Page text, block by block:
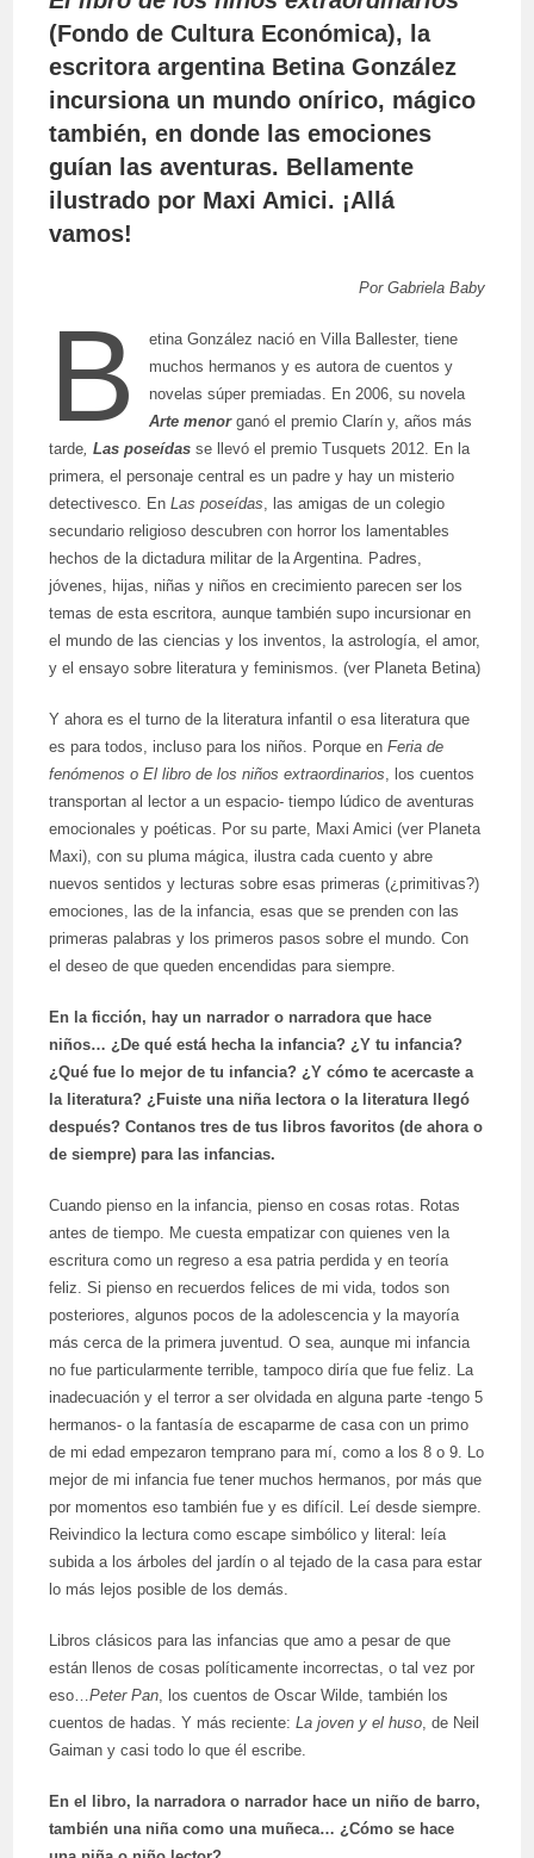
(Fondo de Cultura Económica), la
escritora argentina Betina González
incursiona un mundo onírico, mágico
también, en donde las emociones
guían las aventuras. Bellamente
ilustrado por Maxi Amici. ¡Allá
vamos!
Por Gabriela Baby
B
etina González nació en Villa Ballester, tiene
muchos hermanos y es autora de cuentos y
novelas súper premiadas. En 2006, su novela
Arte menorganó el premio Clarín y, años más
tarde ,Las poseídas se llevó el premio Tusquets 2012. En la
primera, el personaje central es un padre y hay un misterio
detectivesco. EnLas poseídas , las amigas de un colegio
secundario religioso descubren con horror los lamentables
hechos de la dictadura militar de la Argentina. Padres,
jóvenes, hijas, niñas y niños en crecimiento parecen ser los
temas de esta escritora, aunque también supo incursionar en
el mundo de las ciencias y los inventos, la astrología, el amor,
y el ensayo sobre literatura y feminismos. (ver Planeta Betina)
Y ahora es el turno de la literatura infantil o esa literatura que
es para todos, incluso para los niños. Porque enFeria de
fenómenos o El libro de los niños extraordinarios , los cuentos
transportan al lector a un espacio- tiempo lúdico de aventuras
emocionales y poéticas. Por su parte, Maxi Amici (ver Planeta
Maxi), con su pluma mágica, ilustra cada cuento y abre
nuevos sentidos y lecturas sobre esas primeras (¿primitivas?)
emociones, las de la infancia, esas que se prenden con las
primeras palabras y los primeros pasos sobre el mundo. Con
el deseo de que queden encendidas para siempre.
En la ficción, hay un narrador o narradora que hace
niños… ¿De qué está hecha la infancia? ¿Y tu infancia?
¿Qué fue lo mejor de tu infancia? ¿Y cómo te acercaste a
la literatura? ¿Fuiste una niña lectora o la literatura llegó
después? Contanos tres de tus libros favoritos (de ahora o
de siempre) para las infancias.
Cuando pienso en la infancia, pienso en cosas rotas. Rotas
antes de tiempo. Me cuesta empatizar con quienes ven la
escritura como un regreso a esa patria perdida y en teoría
feliz. Si pienso en recuerdos felices de mi vida, todos son
posteriores, algunos pocos de la adolescencia y la mayoría
más cerca de la primera juventud. O sea, aunque mi infancia
no fue particularmente terrible, tampoco diría que fue feliz. La
inadecuación y el terror a ser olvidada en alguna parte -tengo 5
hermanos- o la fantasía de escaparme de casa con un primo
de mi edad empezaron temprano para mí, como a los 8 o 9. Lo
mejor de mi infancia fue tener muchos hermanos, por más que
por momentos eso también fue y es difícil. Leí desde siempre.
Reivindico la lectura como escape simbólico y literal: leía
subida a los árboles del jardín o al tejado de la casa para estar
lo más lejos posible de los demás.
Libros clásicos para las infancias que amo a pesar de que
están llenos de cosas políticamente incorrectas, o tal vez por
eso…Peter Pan , los cuentos de Oscar Wilde, también los
cuentos de hadas. Y más reciente:La joven y el huso , de Neil
Gaiman y casi todo lo que él escribe.
En el libro, la narradora o narrador hace un niño de barro,
también una niña como una muñeca… ¿Cómo se hace